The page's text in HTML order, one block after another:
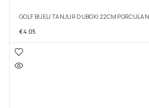
GOLF BIJELI TANJUR DUBOKI 22CM PORCULAN
€4.05